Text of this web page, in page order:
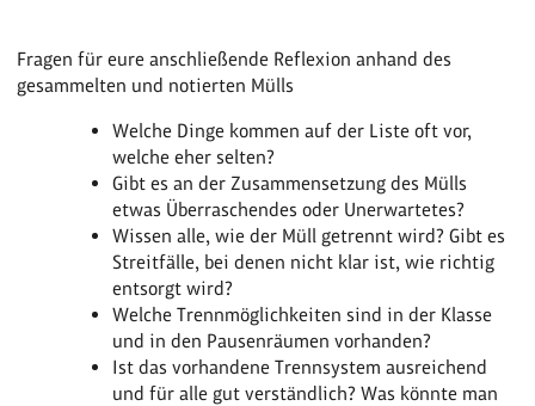
Fragen für eure anschließende Reflexion anhand des
gesammelten und notierten Mülls
Welche Dinge kommen auf der Liste oft vor,
welche eher selten?
Gibt es an der Zusammensetzung des Mülls
etwas Überraschendes oder Unerwartetes?
Wissen alle, wie der Müll getrennt wird? Gibt es
Streitfälle, bei denen nicht klar ist, wie richtig
entsorgt wird?
Welche Trennmöglichkeiten sind in der Klasse
und in den Pausenräumen vorhanden?
Ist das vorhandene Trennsystem ausreichend
und für alle gut verständlich? Was könnte man